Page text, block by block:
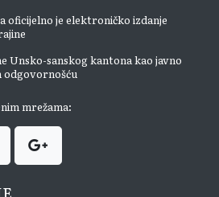
oficijelno je elektroničko izdanje
Unsko-sanskog kantona kao javno
odgovornošću
mrežama: